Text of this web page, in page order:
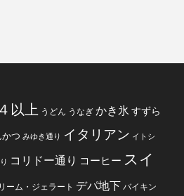
以上 うどん うなぎ かき氷 すずら
かつ みゆき通り イタリアン イトシ
コリドー通り コーヒー スイ
ーム・ジェラート デパ地下 バイキン